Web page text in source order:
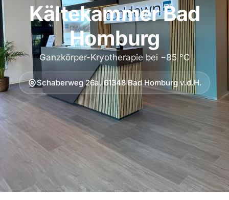
Kältekammer Bad
Homburg
Ganzkörper-Kryotherapie bei −85 °C
Schaberweg 26a, 61348 Bad Homburg v.d.H.